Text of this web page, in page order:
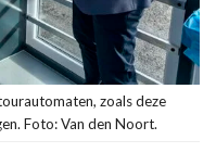
zoals deze
Foto: Van den Noort.